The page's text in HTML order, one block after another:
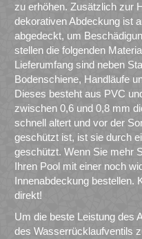
zu erhöhen. Zusätzlich zur
dekorativen Abdeckung ist
abgedeckt, um
stellen die folgenden
Lieferumfang sind neben
Bodenschiene, Handläufe
Dieses besteht aus PVC
zwischen 0,6 und 0,8 mm
schnell altert und vor der
geschützt ist, ist sie durch
geschützt. Wenn Sie mehr
Ihren Pool mit einer noch
Innenabdeckung bestellen.
direkt!
Um die beste Leistung des
des Wasserrücklaufventils